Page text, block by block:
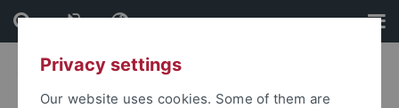
Skip
to
content
Skip
to
footerPrivacy settings
Our website uses cookies. Some of them are